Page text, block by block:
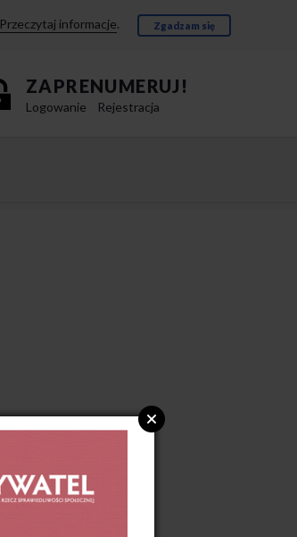
Przeczytaj informacje. Zgadzam się
ZAPRENUMERUJ!
Logowanie Rejestracja